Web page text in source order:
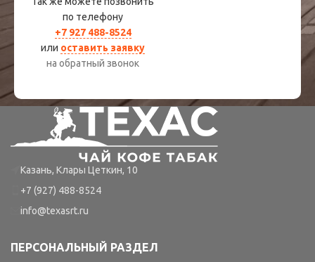
по телефону
+7 927 488-8524
или оставить заявку
на обратный звонок
Казань, Клары Цеткин, 10
+7 (927) 488-8524
info@texasrt.ru
ПЕРСОНАЛЬНЫЙ РАЗДЕЛ